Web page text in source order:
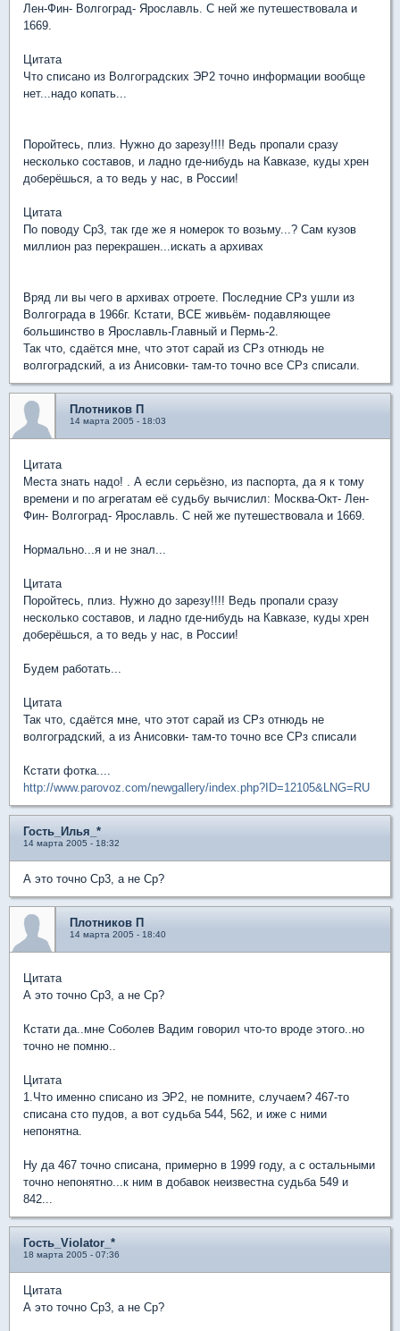
Лен-Фин- Волгоград- Ярославль. С ней же путешествовала и
1669.
Цитата
Что списано из Волгоградских ЭР2 точно информации вообще
нет...надо копать...
Поройтесь, плиз. Нужно до зарезу!!!! Ведь пропали сразу
несколько составов, и ладно где-нибудь на Кавказе, куды хрен
доберёшься, а то ведь у нас, в России!
Цитата
По поводу Ср3, так где же я номерок то возьму...? Сам кузов
миллион раз перекрашен...искать а архивах
Вряд ли вы чего в архивах отроете. Последние СРз ушли из
Волгограда в 1966г. Кстати, ВСЕ живьём- подавляющее
большинство в Ярославль-Главный и Пермь-2.
Так что, сдаётся мне, что этот сарай из СРз отнюдь не
волгоградский, а из Анисовки- там-то точно все СРз списали.
Плотников П
14 марта 2005 - 18:03
Цитата
Места знать надо! . А если серьёзно, из паспорта, да я к тому
времени и по агрегатам её судьбу вычислил: Москва-Окт- Лен-
Фин- Волгоград- Ярославль. С ней же путешествовала и 1669.
Нормально...я и не знал...
Цитата
Поройтесь, плиз. Нужно до зарезу!!!! Ведь пропали сразу
несколько составов, и ладно где-нибудь на Кавказе, куды хрен
доберёшься, а то ведь у нас, в России!
Будем работать...
Цитата
Так что, сдаётся мне, что этот сарай из СРз отнюдь не
волгоградский, а из Анисовки- там-то точно все СРз списали
Кстати фотка....
http://www.parovoz.com/newgallery/index.php?ID=12105&LNG=RU
Гость_Илья_*
14 марта 2005 - 18:32
А это точно Ср3, а не Ср?
Плотников П
14 марта 2005 - 18:40
Цитата
А это точно Ср3, а не Ср?
Кстати да..мне Соболев Вадим говорил что-то вроде этого..но
точно не помню..
Цитата
1.Что именно списано из ЭР2, не помните, случаем? 467-то
списана сто пудов, а вот судьба 544, 562, и иже с ними
непонятна.
Ну да 467 точно списана, примерно в 1999 году, а с остальными
точно непонятно...к ним в добавок неизвестна судьба 549 и
842...
Гость_Violator_*
18 марта 2005 - 07:36
Цитата
А это точно Ср3, а не Ср?